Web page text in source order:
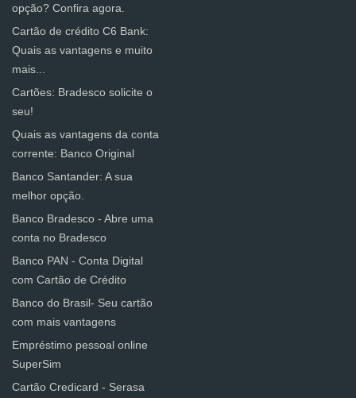
opção? Confira agora.
Cartão de crédito C6 Bank:
Quais as vantagens e muito
mais...
Cartões: Bradesco solicite o
seu!
Quais as vantagens da conta
corrente: Banco Original
Banco Santander: A sua
melhor opção.
Banco Bradesco - Abre uma
conta no Bradesco
Banco PAN - Conta Digital
com Cartão de Crédito
Banco do Brasil- Seu cartão
com mais vantagens
Empréstimo pessoal online
SuperSim
Cartão Credicard - Serasa